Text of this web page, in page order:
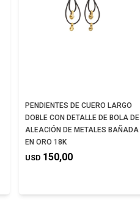
PENDIENTES DE CUERO LARGO
DOBLE CON DETALLE DE BOLA DE
ALEACIÓN DE METALES BAÑADA
EN ORO 18K
USD 150,00